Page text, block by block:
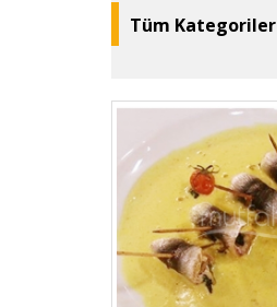
Tüm Kategoriler